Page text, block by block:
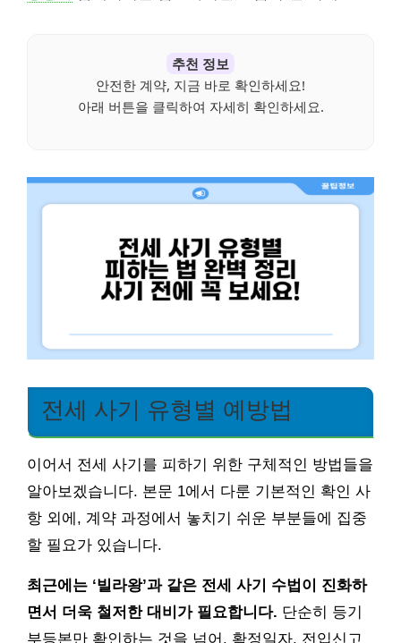
추천 정보
안전한 계약, 지금 바로 확인하세요!
아래 버튼을 클릭하여 자세히 확인하세요.
전세 사기 유형별 예방법
이어서 전세 사기를 피하기 위한 구체적인 방법들을
알아보겠습니다. 본문 1에서 다룬 기본적인 확인 사
항 외에, 계약 과정에서 놓치기 쉬운 부분들에 집중
할 필요가 있습니다.
최근에는 ‘빌라왕’과 같은 전세 사기 수법이 진화하
면서 더욱 철저한 대비가 필요합니다. 단순히 등기
부등본만 확인하는 것을 넘어, 확정일자, 전입신고